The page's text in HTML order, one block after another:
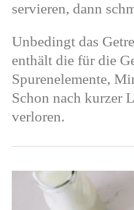
servieren, dann
Unbedingt das
enthält die für die
Spurenelemente,
Schon nach kurzer
verloren.